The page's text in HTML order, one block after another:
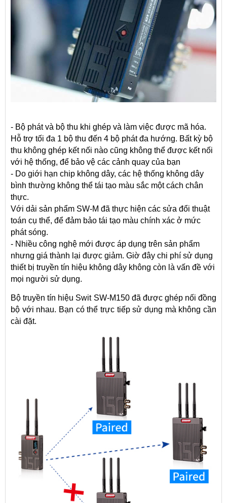
- Bộ phát và bộ thu khi ghép và làm việc được mã hóa.
Hỗ trợ tối đa 1 bộ thu đến 4 bộ phát đa hướng. Bất kỳ bộ
thu không ghép kết nối nào cũng không thể được kết nối
với hệ thống, để bảo vệ các cảnh quay của bạn
- Do giới hạn chip không dây, các hệ thống không dây
bình thường không thể tái tạo màu sắc một cách chân
thực.
Với dải sản phẩm SW-M đã thực hiện các sửa đổi thuật
toán cụ thể, để đảm bảo tái tạo màu chính xác ở mức
phát sóng.
- Nhiều công nghệ mới được áp dụng trên sản phẩm
nhưng giá thành lại được giảm. Giờ đây chi phí sử dụng
thiết bị truyền tín hiệu không dây không còn là vấn đề với
mọi người sử dụng.
Bộ truyền tín hiệu Swit SW-M150 đã được ghép nối đồng
bộ với nhau. Bạn có thể trực tiếp sử dụng mà không cần
cài đặt.